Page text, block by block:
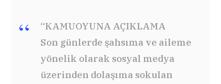
“KAMUOYUNA AÇIKLAMA
Son günlerde şahsıma ve aileme
yönelik olarak sosyal medya
üzerinden dolaşıma sokulan